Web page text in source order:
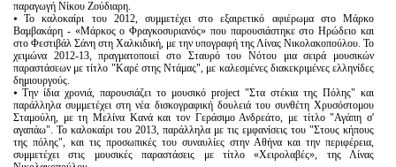
παραγωγή Νίκου Ζούδιαρη.
⦁ Το καλοκαίρι του 2012, συμμετέχει στο εξαιρετικό αφιέρωμα στο Μάρκο
Βαμβακάρη - «Μάρκος ο Φραγκοσυριανός» που παρουσιάστηκε στο Ηρώδειο και
στο Φεστιβάλ Σάνη στη Χαλκιδική, με την υπογραφή της Λίνας Νικολακοπούλου. Το
χειμώνα 2012-13, πραγματοποιεί στο Σταυρό του Νότου μια σειρά μουσικών
παραστάσεων με τίτλο "Καρέ στης Ντάμας", με καλεσμένες διακεκριμένες ελληνίδες
δημιουργούς.
⦁ Την ίδια χρονιά, παρουσιάζει το μουσικό project "Στα στέκια της Πόλης" και
παράλληλα συμμετέχει στη νέα δισκογραφική δουλειά του συνθέτη Χρυσόστομου
Σταμούλη, με τη Μελίνα Κανά και τον Γεράσιμο Ανδρεάτο, με τίτλο "Αγάπη σ'
αγαπάω". Το καλοκαίρι του 2013, παράλληλα με τις εμφανίσεις του "Στους κήπους
της πόλης", και τις προσωπικές του συναυλίες στην Αθήνα και την περιφέρεια,
συμμετέχει στις μουσικές παραστάσεις με τίτλο «Χειρολαβές», της Λίνας